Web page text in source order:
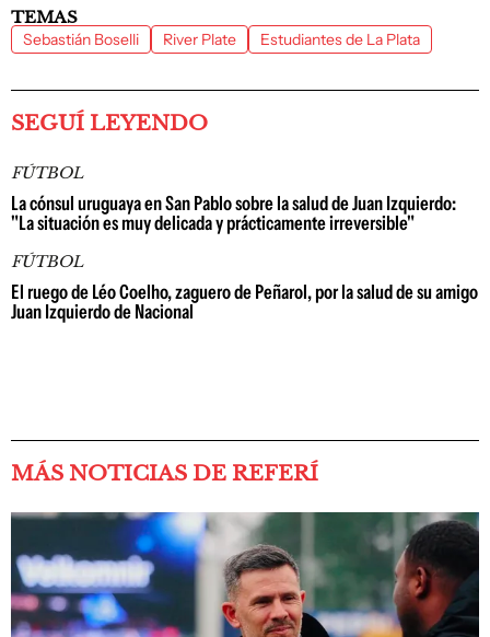
TEMAS
Sebastián Boselli River Plate Estudiantes de La Plata
SEGUÍ LEYENDO
FÚTBOL
La cónsul uruguaya en San Pablo sobre la salud de Juan Izquierdo:
"La situación es muy delicada y prácticamente irreversible"
FÚTBOL
El ruego de Léo Coelho, zaguero de Peñarol, por la salud de su amigo
Juan Izquierdo de Nacional
MÁS NOTICIAS DE REFERÍ